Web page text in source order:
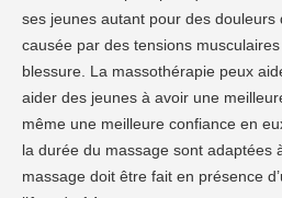
ses jeunes autant pour des douleurs
causée par des tensions
blessure. La massothérapie peux
aider des jeunes à avoir une
même une meilleure confiance en
la durée du massage sont adaptées
massage doit être fait en présence